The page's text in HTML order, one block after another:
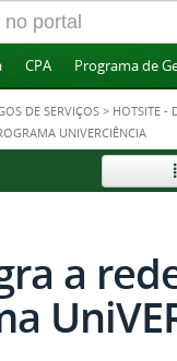
CPA Programa de
DE SERVIÇOS > HOTSITE -
UNIVERCIÊNCIA
a